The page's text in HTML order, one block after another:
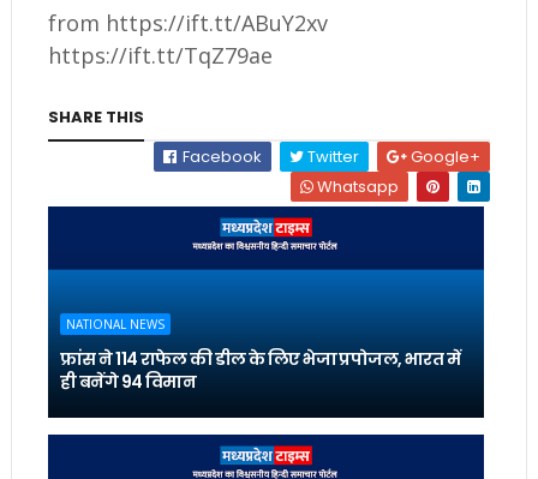
from https://ift.tt/ABuY2xv
https://ift.tt/TqZ79ae
SHARE THIS
Facebook
Twitter
Google+
Whatsapp
NATIONAL NEWS
फ्रांस ने 114 राफेल की डील के लिए भेजा प्रपोजल, भारत में
ही बनेंगे 94 विमान